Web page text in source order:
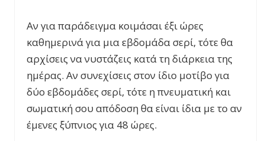
Αν για παράδειγμα κοιμάσαι έξι ώρες
καθημερινά για μια εβδομάδα σερί, τότε θα
αρχίσεις να νυστάζεις κατά τη διάρκεια της
ημέρας. Αν συνεχίσεις στον ίδιο μοτίβο για
δύο εβδομάδες σερί, τότε η πνευματική και
σωματική σου απόδοση θα είναι ίδια με το αν
έμενες ξύπνιος για 48 ώρες.